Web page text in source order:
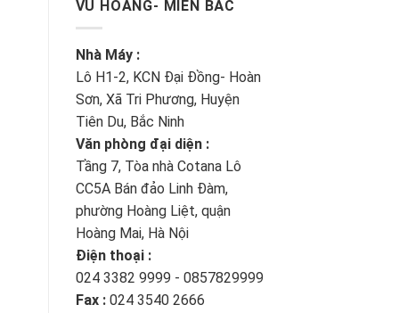
VŨ HOÀNG- MIỀN BẮC
Nhà Máy :
Lô H1-2, KCN Đại Đồng- Hoàn
Sơn, Xã Tri Phương, Huyện
Tiên Du, Bắc Ninh
Văn phòng đại diện :
Tầng 7, Tòa nhà Cotana Lô
CC5A Bán đảo Linh Đàm,
phường Hoàng Liệt, quận
Hoàng Mai, Hà Nội
Điện thoại :
024 3382 9999 - 0857829999
Fax : 024 3540 2666